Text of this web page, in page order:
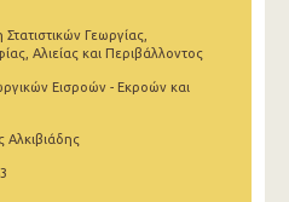
Γεωργίας,
Αλιείας και Περιβάλλοντος
Εισροών - Εκροών και
Αλκιβιάδης